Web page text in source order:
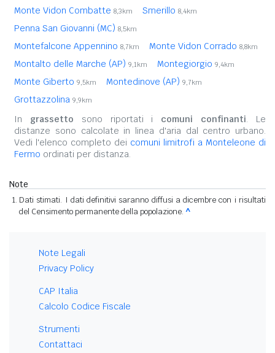
Monte Vidon Combatte 8,3km Smerillo 8,4km
Penna San Giovanni (MC) 8,5km
Montefalcone Appennino 8,7km Monte Vidon Corrado 8,8km
Montalto delle Marche (AP) 9,1km Montegiorgio 9,4km
Monte Giberto 9,5km Montedinove (AP) 9,7km
Grottazzolina 9,9km
In grassetto sono riportati i comuni confinanti. Le
distanze sono calcolate in linea d'aria dal centro urbano.
Vedi l'elenco completo dei comuni limitrofi a Monteleone di
Fermo ordinati per distanza.
Note
Dati stimati. I dati definitivi saranno diffusi a dicembre con i risultati
del Censimento permanente della popolazione. ^
Note Legali
Privacy Policy
CAP Italia
Calcolo Codice Fiscale
Strumenti
Contattaci